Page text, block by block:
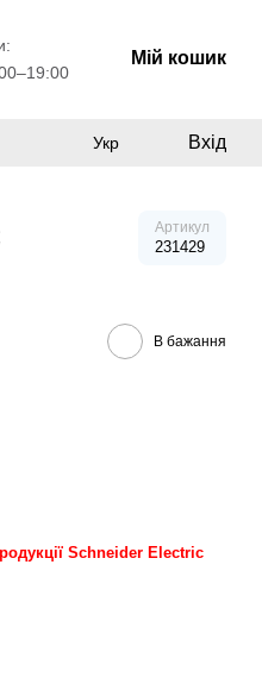
Мій кошик
Укр Вхід
Артикул
231429
В бажання
Schneider Electric